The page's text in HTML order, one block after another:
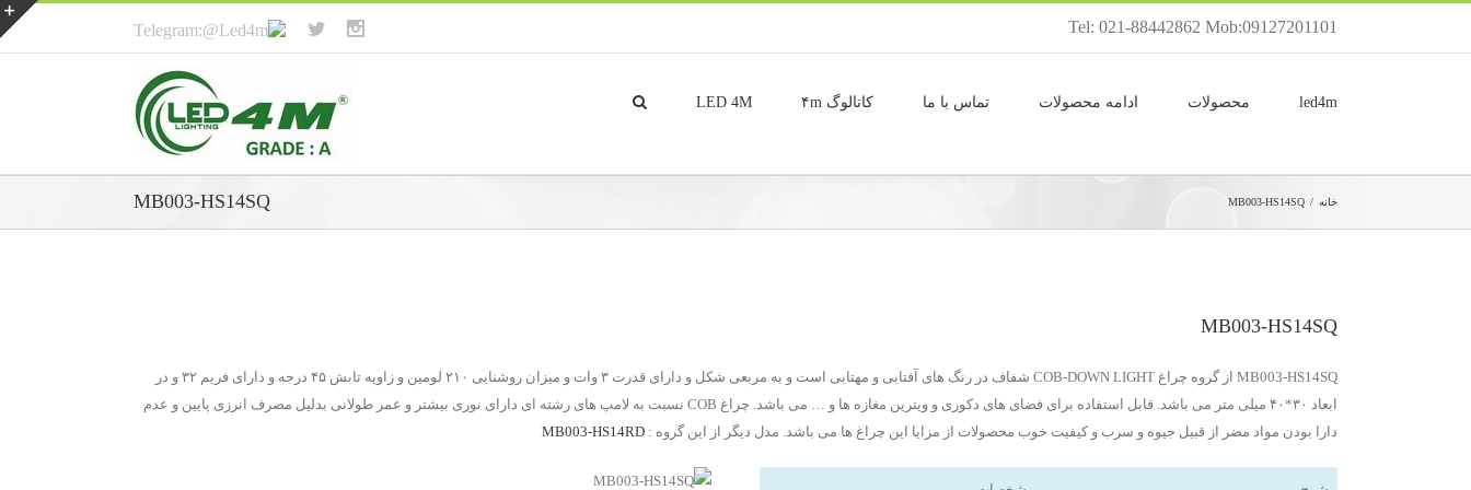
Tel: 021-88442862 Mob:09127201101
led4m محصولات ادامه محصولات تماس با ما کاتالوگ ۴m LED 4M
MB003-HS14SQ خانه /
MB003-HS14SQ
MB003-HS14SQ
MB003-HS14SQ از گروه چراغ COB-DOWN LIGHT شفاف در رنگ های آفتابی و مهتابی است و به مربعی شکل و دارای قدرت ۳ وات و میزان روشنایی ۲۱۰ لومین و زاویه تابش ۴۵ درجه و دارای فریم ۳۲ و در
ابعاد ۳۰*۴۰ میلی متر می باشد. قابل استفاده برای فضای های دکوری و ویترین مغازه ها و … می باشد. چراغ COB نسبت به لامپ های رشته ای دارای نوری بیشتر و عمر طولانی بدلیل مصرف انرزی پایین و عدم
دارا بودن مواد مضر از قبیل جیوه و سرب و کیفیت خوب محصولات از مزایا این چراغ ها می باشد. مدل دیگر از این گروه : MB003-HS14RD